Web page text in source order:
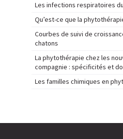
Les infections respiratoires
Qu’est-ce que la
Courbes de suivi de
chatons
La phytothérapie chez les
compagnie : spécificités et
Les familles chimiques en